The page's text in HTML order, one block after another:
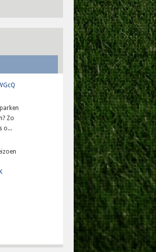
Zo
o...